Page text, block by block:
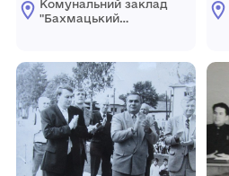
Комунальний заклад
"Бахмацький
Гнатовича
Яременка"
Бахмацької міської
ради